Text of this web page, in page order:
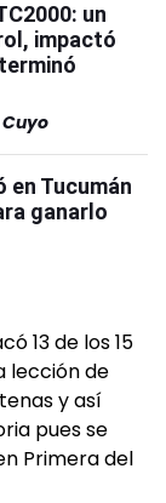
un
impactó
en Tucumán
ganarlo
13 de los 15
lección de
y así
pues se
Primera del